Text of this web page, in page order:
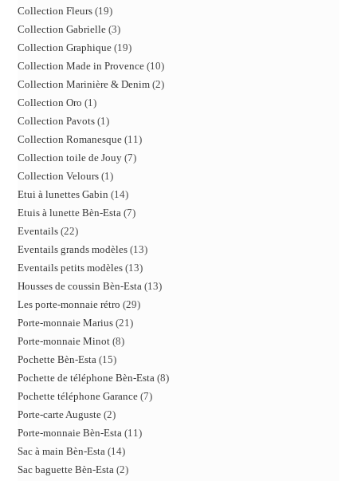
Collection Fleurs 19
Collection Gabrielle 3
Collection Graphique 19
Collection Made in Provence 10
Collection Marinière & Denim 2
Collection Oro 1
Collection Pavots 1
Collection Romanesque 11
Collection toile de Jouy 7
Collection Velours 1
Etui à lunettes Gabin 14
Etuis à lunette Bèn-Esta 7
Eventails 22
Eventails grands modèles 13
Eventails petits modèles 13
Housses de coussin Bèn-Esta 13
Les porte-monnaie rétro 29
Porte-monnaie Marius 21
Porte-monnaie Minot 8
Pochette Bèn-Esta 15
Pochette de téléphone Bèn-Esta 8
Pochette téléphone Garance 7
Porte-carte Auguste 2
Porte-monnaie Bèn-Esta 11
Sac à main Bèn-Esta 14
Sac baguette Bèn-Esta 2